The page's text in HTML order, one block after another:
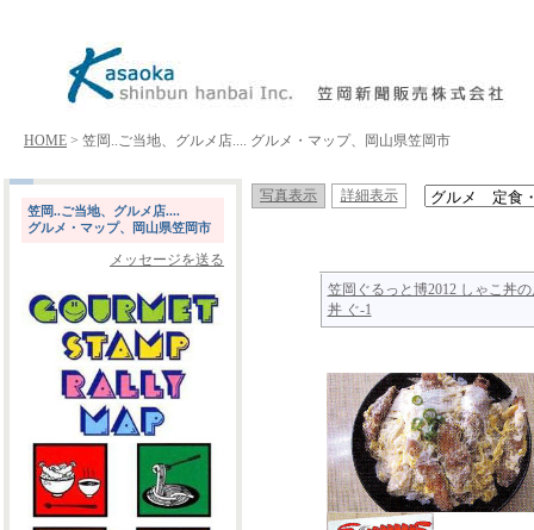
HOME > 笠岡..ご当地、グルメ店.... グルメ・マップ、岡山県笠岡市
笠岡..ご当地、グルメ店....
グルメ・マップ、岡山県笠岡市
メッセージを送る
写真表示 詳細表示
笠岡ぐるっと博2012 しゃこ丼
丼 ぐ-1